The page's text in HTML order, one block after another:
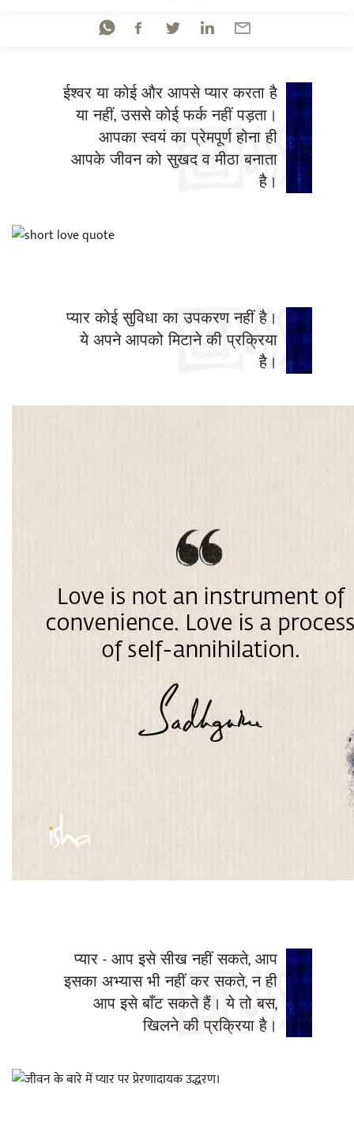
ईश्वर या कोई और आपसे प्यार करता है
या नहीं, उससे कोई फर्क नहीं पड़ता।
आपका स्वयं का प्रेमपूर्ण होना ही
आपके जीवन को सुखद व मीठा बनाता
है।
प्यार कोई सुविधा का उपकरण नहीं है।
ये अपने आपको मिटाने की प्रक्रिया
है।
प्यार - आप इसे सीख नहीं सकते, आप
इसका अभ्यास भी नहीं कर सकते, न ही
आप इसे बाँट सकते हैं। ये तो बस,
खिलने की प्रक्रिया है।